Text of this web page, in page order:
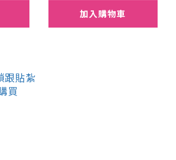
加入購物車